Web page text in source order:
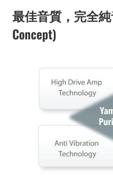
最佳音質，完全
Concept)